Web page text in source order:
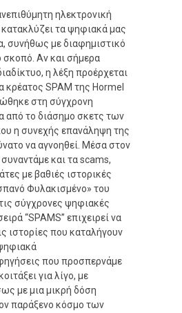
ηλεκτρονική
τα ψηφιακά μας
συνήθως με διαφημιστικό
σκοπό. Αν και σήμερα
η λέξη προέρχεται
κρέατος SPAM της Hormel
στη σύγχρονη
από το διάσημο σκετς των
η συνεχής επανάληψη της
να αγνοηθεί. Μέσα στον
και τα scams,
με βαθιές ιστορικές
Φυλακισμένο» του
σύγχρονες ψηφιακές
“SPAMS” επιχειρεί να
ιστορίες που καταλήγουν
που προσπερνάμε
για λίγο, με
με μια μικρή δόση
παράξενο κόσμο των